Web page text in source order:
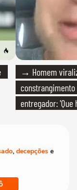
→ Homem
entregador: 'Que
, decepções e